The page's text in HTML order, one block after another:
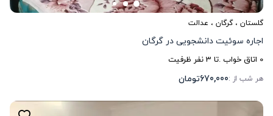
گلستان ،گرگان ، عدالت
اجاره سوئیت دانشجویی در گرگان
0 اتاق خواب .تا 3نفر ظرفیت
هر شب از :670,000تومان